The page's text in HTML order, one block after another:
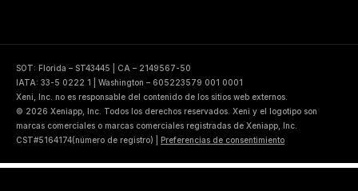
SOT: Florida – ST43445 | CA – 2149567-50
IATA: 33-5 0222 1 | Washington – 605223579 001 0001
Xeni, Inc. no es responsable del contenido de los sitios web externos.
© 2026 Xeniapp, Inc. Todos los derechos reservados. Xeni y el logotipo son
marcas comerciales o marcas comerciales registradas de Xeniapp, Inc.
CST#5164174(número de registro)
Preferencias de consentimiento